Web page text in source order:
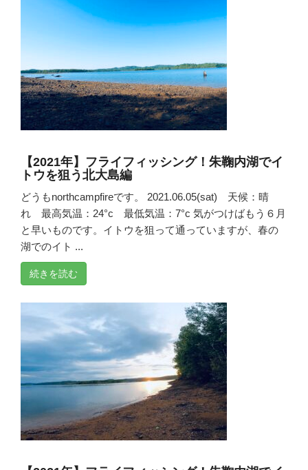
【2021年】フライフィッシング！朱鞠内湖でイ
トウを狙う北大島編
どうもnorthcampfireです。 2021.06.05(sat) 天候：晴
れ 最高気温：24°c 最低気温：7°c 気がつけばもう６月
と早いものです。イトウを狙って通っていますが、春の
湖でのイト ...
続きを読む